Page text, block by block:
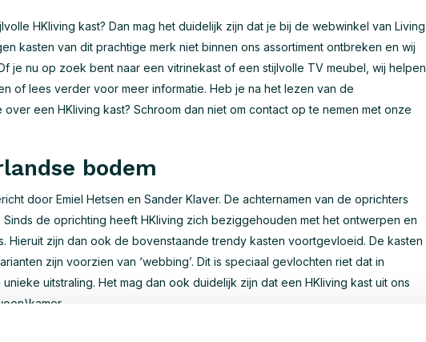
HKliving kast? Dan mag het duidelijk zijn dat je bij de webwinkel van Living
kasten van dit prachtige merk niet binnen ons assortiment ontbreken en wij
je nu op zoek bent naar een vitrinekast of een stijlvolle TV meubel, wij helpen
of lees verder voor meer informatie. Heb je na het lezen van de
een HKliving kast? Schroom dan niet om contact op te nemen met onze
bodem
door Emiel Hetsen en Sander Klaver. De achternamen van de oprichters
de oprichting heeft HKliving zich beziggehouden met het ontwerpen en
Hieruit zijn dan ook de bovenstaande trendy kasten voortgevloeid. De kasten
zijn voorzien van ‘webbing’. Dit is speciaal gevlochten riet dat in
uitstraling. Het mag dan ook duidelijk zijn dat een HKliving kast uit ons